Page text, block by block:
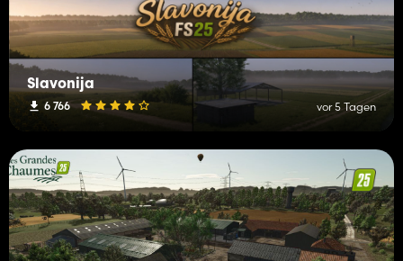
Slavonija
6 766 vor 5 Tagen